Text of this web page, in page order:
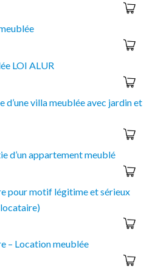
LOI ALUR
d’une villa meublée avec jardin et
d’un appartement meublé
pour motif légitime et sérieux
– Location meublée